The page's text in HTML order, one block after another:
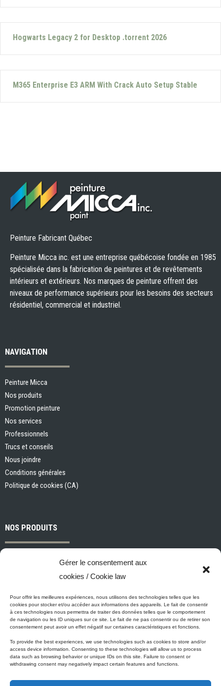
Gérer le consentement aux
cookies / Cookie law
Pour offrir les meilleures expériences, nous utilisons des technologies telles que les
cookies pour stocker et/ou accéder aux informations des appareils. Le fait de consentir
à ces technologies nous permettra de traiter des données telles que le comportement
de navigation ou les ID uniques sur ce site. Le fait de ne pas consentir ou de retirer son
consentement peut avoir un effet négatif sur certaines caractéristiques et fonctions.
To provide the best experiences, we use technologies such as cookies to store and/or
access device information. Consenting to these technologies will allow us to process
data such as browsing behavior or unique IDs on this site. Failure to consent or
withdrawing consent may negatively impact certain features and functions.
Hogwarts Legacy 2 for Desktop .torrent 2026
M365 Enterprise E3 ARM With Crack Auto Setup Stable
Peinture Fabricant Québec
Peinture Micca inc. est une entreprise québécoise fondée en 1985
spécialisée dans la fabrication de peintures et de revêtements
intérieurs et extérieurs. Nos marques de peinture offrent des
niveaux de performance supérieurs pour les besoins des secteurs
résidentiel, commercial et industriel.
NAVIGATION
Peinture Micca
Nos produits
Promotion peinture
Nos services
Professionnels
Trucs et conseils
Nous joindre
Conditions générales
Politique de cookies (CA)
NOS PRODUITS
Peintures et apprêts d’intérieur
Industriel, commercial et municipal
Nettoyage, préparation des surfaces et divers
Outils et accessoires de peinture
ÉCO-PROMESSE DE MICCA